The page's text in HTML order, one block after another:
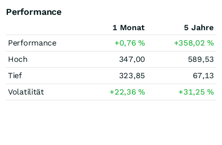
Performance
1 Monat
5 Jahre
Performance
+0,76% +358,02%
Hoch
347,00
589,53
Tief
323,85
67,13
Volatilität
+22,36% +31,25%